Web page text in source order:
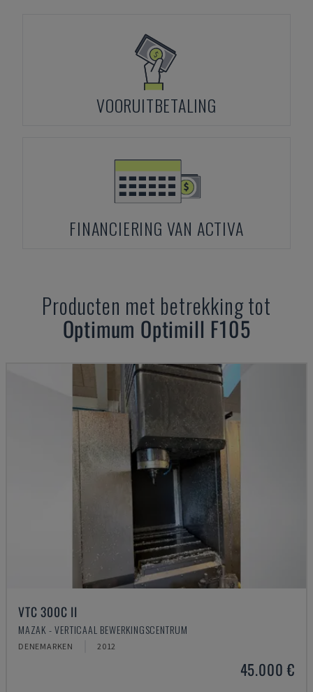
VOORUITBETALING
FINANCIERING VAN ACTIVA
Producten met betrekking tot
Optimum Optimill F105
VTC 300C II
MAZAK - VERTICAAL BEWERKINGSCENTRUM
DENEMARKEN 2012
45.000 €